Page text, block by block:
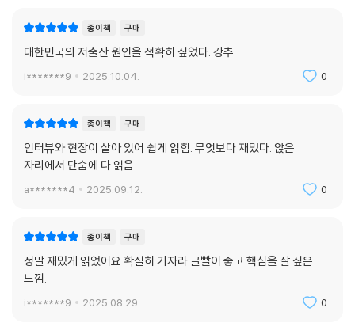
는 ‘힘들지만 행복하고 의미 있는 일’로서의 출산과 육아의 면모를 가려버
린 현실적 조건들을 명확히 드러내고, 개인들에게 다시 그 행복과 의미를
아이 키우기 ‘무서운’ 나라 한국
“대충 어디 취직해서 중산층의 삶을 구사하는 것 자체가 없어진단 거죠. 그
러면 무엇보다 애가 괴로울 텐데 ‘그런 짓(출산)을 왜 해야 하지?’라는 생
문제가 두려움이라면 그 원인은 무엇일까? 육아포비아가 실재하는 현상
이라고 할 수 있을까? 책은 경제적 이유만으로 설명되지 않는 출산과 육아
에 대한 청년들의 복잡한 가치관, 인식의 실타래를 풀어내 당면한 문제를
종이책 구매
대한민국의 저출산 원인을 적확히 짚었다. 강추
i*******9 2025.10.04. 0
종이책 구매
인터뷰와 현장이 살아 있어 쉽게 읽힘. 무엇보다 재밌다. 앉은
자리에서 단숨에 다 읽음.
a*******4 2025.09.12. 0
종이책 구매
정말 재밌게 읽었어요 확실히 기자라 글빨이 좋고 핵심을 잘 짚은
느낌.
i*******9 2025.08.29. 0